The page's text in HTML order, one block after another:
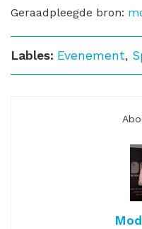
Geraadpleegde bron:
Lables: Evenement,